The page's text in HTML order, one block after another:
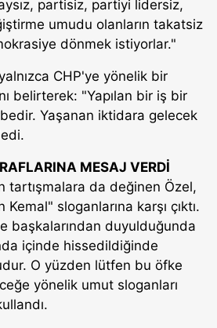
partisiz, partiyi lidersiz,
umudu olanların takatsiz
dönmek istiyorlar."
CHP'ye yönelik bir
belirterek: "Yapılan bir iş bir
Yaşanan iktidara gelecek
MESAJ VERDİ
tartışmalara da değinen Özel,
sloganlarına karşı çıktı.
başkalarından duyulduğunda
içinde hissedildiğinde
O yüzden lütfen bu öfke
yönelik umut sloganları